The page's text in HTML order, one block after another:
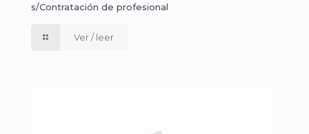
s/Contratación de profesional
Ver / leer